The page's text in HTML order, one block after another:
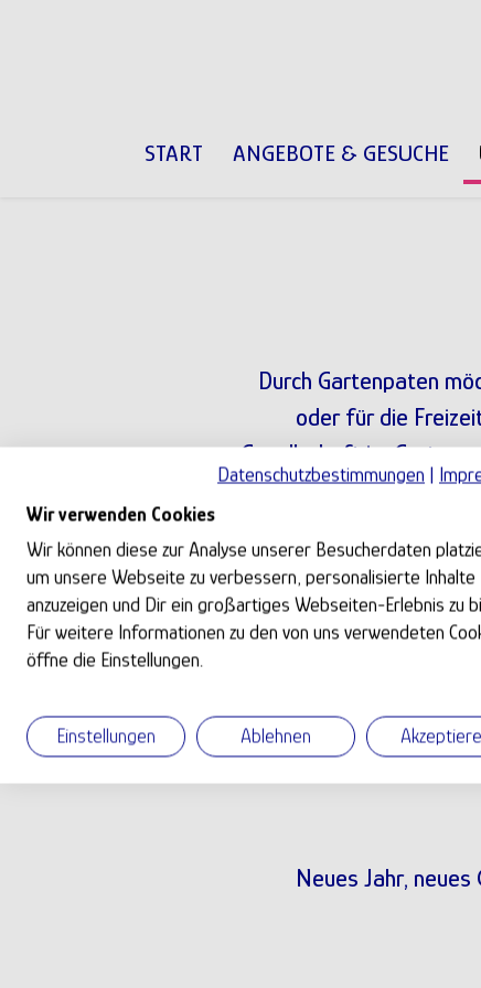
MAIN NAVIGATION
START ANGEBOTE & GESUCHE
Durch Gartenpaten
oder für die
Gesellschaft im Garten
Wir sind überzeugt, dass die
ökologischen Aufwertung der
Menschen unterschiedlicher
Grundstein für Freundschaften gelegt.
Gartenpaten hat damit einen breiten
hängt ganz von der Gestaltung durch
Wir freuen uns drauf!
Neues Jahr,
Datenschutzbestimmungen |
Wir verwenden Cookies
Wir können diese zur Analyse unserer Besucherdaten
um unsere Webseite zu verbessern, personalisierte Inhalte
anzuzeigen und Dir ein großartiges Webseiten-Erlebnis zu
Für weitere Informationen zu den von uns verwendeten
öffne die Einstellungen.
Einstellungen Ablehnen